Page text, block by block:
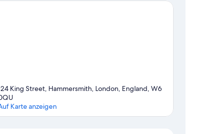
King Street, Hammersmith, London, England, W6
Karte anzeigen